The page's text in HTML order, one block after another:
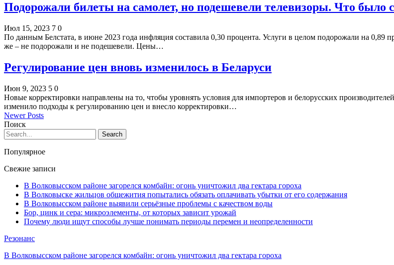
Подорожали билеты на самолет, но подешевели телевизоры. Что было
Июл 15, 2023 7 0
По данным Белстата, в июне 2023 года инфляция составила 0,30 процента. Услуги в целом подорожали на 0,89
же – не подорожали и не подешевели. Цены…
Регулирование цен вновь изменилось в Беларуси
Июн 9, 2023 5 0
Новые корректировки направлены на то, чтобы уровнять условия для импортеров и белорусских
изменило подходы к регулированию цен и внесло корректировки…
Newer Posts
Поиск
Популярное
Свежие записи
В Волковысском районе загорелся комбайн: огонь уничтожил два гектара гороха
В Волковыске жильцов общежития попытались обязать оплачивать убытки от его содержания
В Волковысском районе выявили серьёзные проблемы с качеством воды
Бор, цинк и сера: микроэлементы, от которых зависит урожай
Почему люди ищут способы лучше понимать периоды перемен и неопределенности
Резонанс
В Волковысском районе загорелся комбайн: огонь уничтожил два гектара гороха